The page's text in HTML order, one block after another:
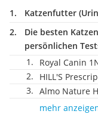
Katzenfutter
Die besten
persönlichen
Royal Canin
HILL'S
Almo Nature
mehr